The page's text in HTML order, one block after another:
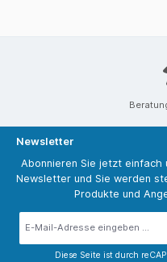
Newsletter
Abonnieren Sie jetzt einfach
Newsletter und Sie werden
Produkte und
Diese Seite ist durch